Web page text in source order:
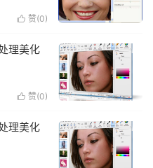
 赞(0)
理美化
 赞(0)
理美化